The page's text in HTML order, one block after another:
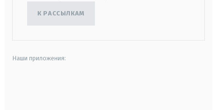
К РАССЫЛКАМ
Наши приложения: